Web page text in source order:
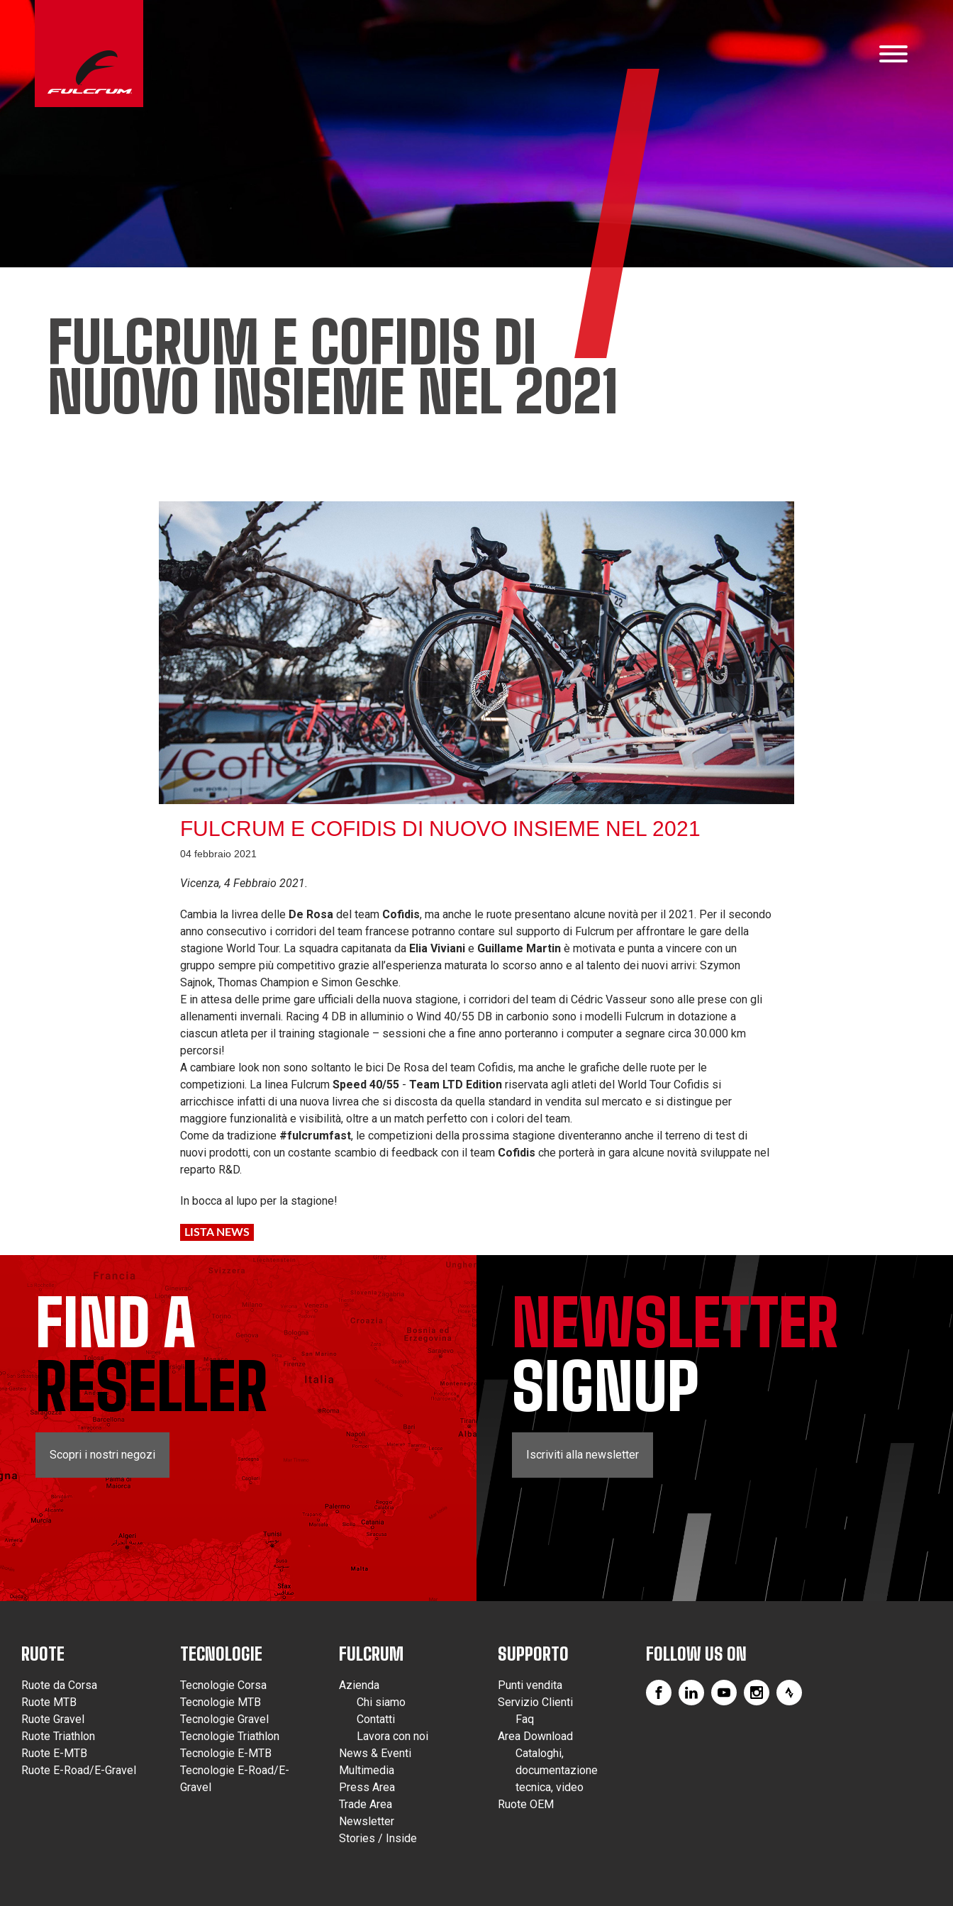
FULCRUM E COFIDIS DI
NUOVO INSIEME NEL 2021
FULCRUM E COFIDIS DI NUOVO INSIEME NEL 2021
04 febbraio 2021
Vicenza, 4 Febbraio 2021.
Cambia la livrea delle De Rosa del team Cofidis, ma anche le ruote presentano alcune novità per il 2021. Per il secondo
anno consecutivo i corridori del team francese potranno contare sul supporto di Fulcrum per affrontare le gare della
stagione World Tour. La squadra capitanata da Elia Viviani e Guillame Martin è motivata e punta a vincere con un
gruppo sempre più competitivo grazie all’esperienza maturata lo scorso anno e al talento dei nuovi arrivi: Szymon
Sajnok, Thomas Champion e Simon Geschke.
E in attesa delle prime gare ufficiali della nuova stagione, i corridori del team di Cédric Vasseur sono alle prese con gli
allenamenti invernali. Racing 4 DB in alluminio o Wind 40/55 DB in carbonio sono i modelli Fulcrum in dotazione a
ciascun atleta per il training stagionale – sessioni che a fine anno porteranno i computer a segnare circa 30.000 km
percorsi!
A cambiare look non sono soltanto le bici De Rosa del team Cofidis, ma anche le grafiche delle ruote per le
competizioni. La linea Fulcrum Speed 40/55 - Team LTD Edition riservata agli atleti del World Tour Cofidis si
arricchisce infatti di una nuova livrea che si discosta da quella standard in vendita sul mercato e si distingue per
maggiore funzionalità e visibilità, oltre a un match perfetto con i colori del team.
Come da tradizione #fulcrumfast, le competizioni della prossima stagione diventeranno anche il terreno di test di
nuovi prodotti, con un costante scambio di feedback con il team Cofidis che porterà in gara alcune novità sviluppate nel
reparto R&D.
In bocca al lupo per la stagione!
LISTA NEWS
FIND A
RESELLER
Scopri i nostri negozi
NEWSLETTER
SIGNUP
Iscriviti alla newsletter
RUOTE
Ruote da Corsa
Ruote MTB
Ruote Gravel
Ruote Triathlon
Ruote E-MTB
Ruote E-Road/E-Gravel
TECNOLOGIE
Tecnologie Corsa
Tecnologie MTB
Tecnologie Gravel
Tecnologie Triathlon
Tecnologie E-MTB
Tecnologie E-Road/E-
Gravel
FULCRUM
Azienda
Chi siamo
Contatti
Lavora con noi
News & Eventi
Multimedia
Press Area
Trade Area
Newsletter
Stories / Inside
SUPPORTO
Punti vendita
Servizio Clienti
Faq
Area Download
Cataloghi,
documentazione
tecnica, video
Ruote OEM
FOLLOW US ON